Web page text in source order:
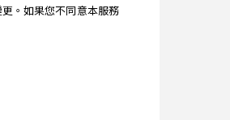
。如果您不同意本服務